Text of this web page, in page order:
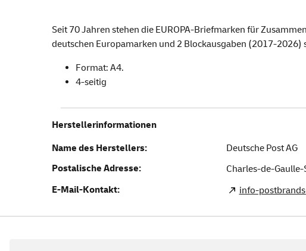
Seit 70 Jahren stehen die EUROPA-Briefmarken für
deutschen Europamarken und 2 Blockausgaben (2017-
Format: A4.
4-seitig
Herstellerinformationen
Name des Herstellers:
Deutsche Post AG
Postalische Adresse:
Charles-de-Gaulle-
E-Mail-Kontakt:
info-